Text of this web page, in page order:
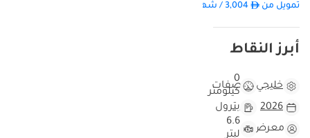
تمويل من 3,004 / شهر
أبرز النقاط
خليجي مواصفات
0
كيلومتر
2026
بترول
معرض
6.6
ليتر